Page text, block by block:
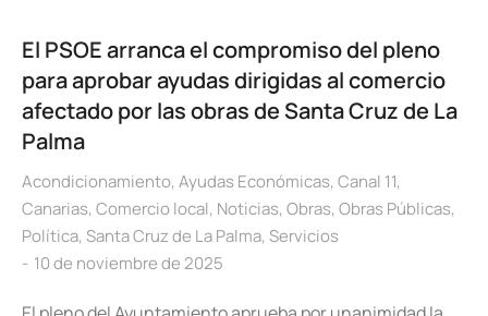
El PSOE arranca el compromiso del pleno
para aprobar ayudas dirigidas al comercio
afectado por las obras de Santa Cruz de La
Palma
Acondicionamiento, Ayudas Económicas, Canal 11,
Canarias, Comercio local, Noticias, Obras, Obras Públicas,
Política, Santa Cruz de La Palma, Servicios
10 de noviembre de 2025